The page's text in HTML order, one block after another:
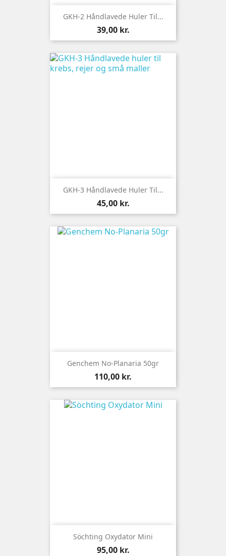
GKH-2 Håndlavede Huler Til...
Pris
39,00 kr.
GKH-3 Håndlavede Huler Til...
Pris
45,00 kr.
Genchem No-Planaria 50gr
Pris
110,00 kr.
Söchting Oxydator Mini
Pris
95,00 kr.